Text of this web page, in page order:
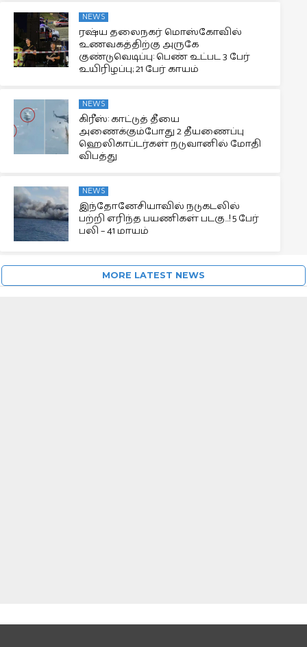
NEWS
ரஷ்ய தலைநகர் மொஸ்கோவில்
உணவகத்திற்கு அருகே
குண்டுவெடிப்பு: பெண் உட்பட 3 பேர்
உயிரிழப்பு; 21 பேர் காயம்
NEWS
கிரீஸ்: காட்டுத் தீயை
அணைக்கும்போது 2 தீயணைப்பு
ஹெலிகாப்டர்கள் நடுவானில் மோதி
விபத்து
NEWS
இந்தோனேசியாவில் நடுகடலில்
பற்றி எரிந்த பயணிகள் படகு…! 5 பேர்
பலி – 41 மாயம்
MORE LATEST NEWS